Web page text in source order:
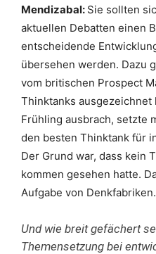
Mendizabal: Sie sollten
aktuellen Debatten einen
entscheidende
übersehen werden. Dazu
vom britischen Prospect
Thinktanks ausgezeichnet
Frühling ausbrach, setzte
den besten Thinktank für
Der Grund war, dass kein
kommen gesehen hatte.
Aufgabe von Denkfabriken.
Und wie breit gefächert
Themensetzung bei